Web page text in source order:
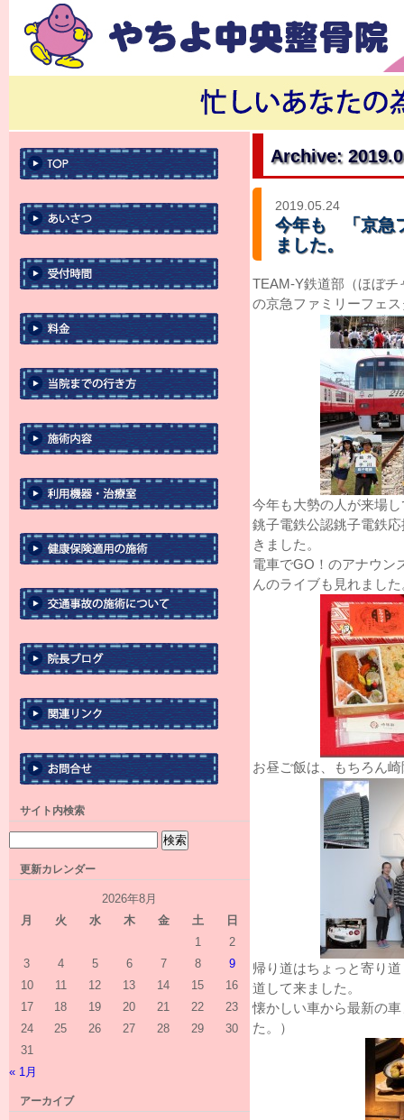
サイト内検索
更新カレンダー
2026年8月
月
火 水 木 金 土
日
1
2
3
4 5 6 7 8
9
10
11 12 13 14 15
16
17
18 19 20 21 22
23
24
25 26 27 28 29
30
31
« 1月
アーカイブ
Archive:
2019.05.24
今年も 「京急
ました。
TEAM-Y鉄道部（ほぼ
の京急ファミリーフェ
今年も大勢の人が来場
銚子電鉄公認銚子電鉄
きました。
電車でGO！のアナウン
んのライブも見れました
お昼ご飯は、もちろん
帰り道はちょっと寄り
道して来ました。
懐かしい車から最新の
た。）